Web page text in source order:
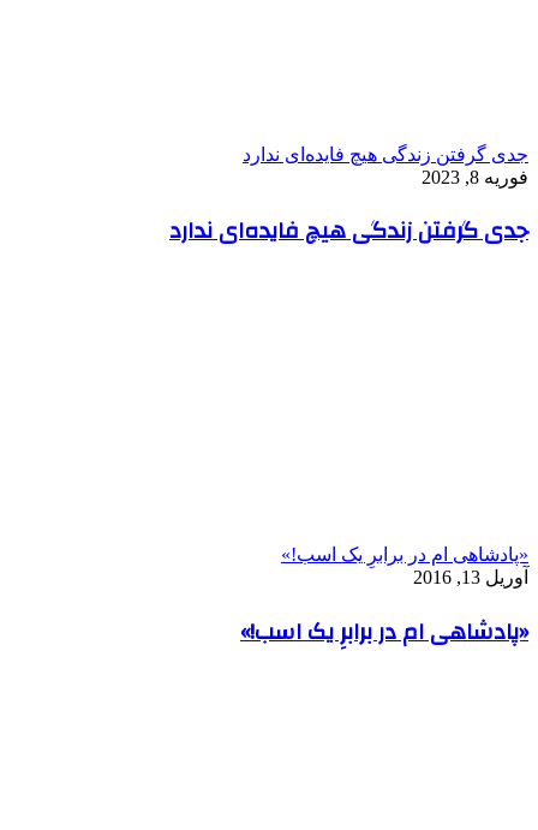
جدی گرفتن زندگی هیچ فایده‌ای ندارد
فوریه 8, 2023
جدی گرفتن زندگی هیچ فایده‌ای ندارد
«پادشاهی ام در برابرِ یک اسب!»
آوریل 13, 2016
«پادشاهی ام در برابرِ یک اسب!»